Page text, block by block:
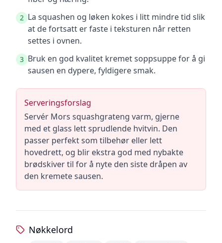
2 La squashen og løken kokes i litt mindre tid slik
at de fortsatt er faste i teksturen når retten
settes i ovnen.
3 Bruk en god kvalitet kremet soppsuppe for å gi
sausen en dypere, fyldigere smak.
Serveringsforslag
Servér Mors squashgrateng varm, gjerne
med et glass lett sprudlende hvitvin. Den
passer perfekt som tilbehør eller lett
hovedrett, og blir ekstra god med nybakte
brødskiver til for å nyte den siste dråpen av
den kremete sausen.
Nøkkelord